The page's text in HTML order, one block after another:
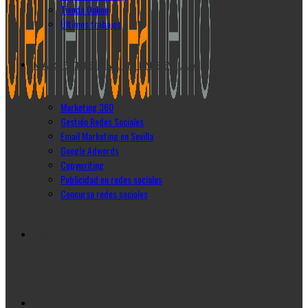
Tienda Online
Últimos trabajos
MARKETING ONLINE EN SEVILLA
Marketing 360
Gestión Redes Sociales
Email Marketing en Sevilla
Google Adwords
Copywriting
Publicidad en redes sociales
Concurso redes sociales